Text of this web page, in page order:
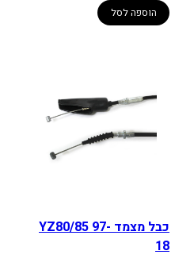
הוספה לסל
כבל מצמד YZ80/85 97-
18